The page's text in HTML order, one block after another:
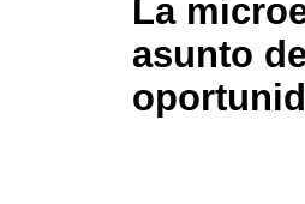
La
asunto